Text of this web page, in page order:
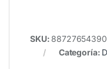
SKU:
Categoría: